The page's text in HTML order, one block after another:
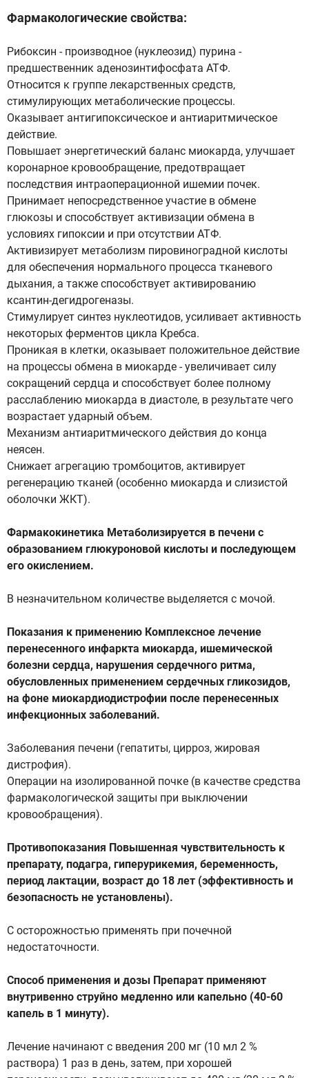
Фармакологические свойства:
Рибоксин - производное (нуклеозид) пурина -
предшественник аденозинтифосфата АТФ.
Относится к группе лекарственных средств,
стимулирующих метаболические процессы.
Оказывает антигипоксическое и антиаритмическое
действие.
Повышает энергетический баланс миокарда, улучшает
коронарное кровообращение, предотвращает
последствия интраоперационной ишемии почек.
Принимает непосредственное участие в обмене
глюкозы и способствует активизации обмена в
условиях гипоксии и при отсутствии АТФ.
Активизирует метаболизм пировиноградной кислоты
для обеспечения нормального процесса тканевого
дыхания, а также способствует активированию
ксантин-дегидрогеназы.
Стимулирует синтез нуклеотидов, усиливает активность
некоторых ферментов цикла Кребса.
Проникая в клетки, оказывает положительное действие
на процессы обмена в миокарде - увеличивает силу
сокращений сердца и способствует более полному
расслаблению миокарда в диастоле, в результате чего
возрастает ударный объем.
Механизм антиаритмического действия до конца
неясен.
Снижает агрегацию тромбоцитов, активирует
регенерацию тканей (особенно миокарда и слизистой
оболочки ЖКТ).
Фармакокинетика Метаболизируется в печени с
образованием глюкуроновой кислоты и последующем
его окислением.
В незначительном количестве выделяется с мочой.
Показания к применению Комплексное лечение
перенесенного инфаркта миокарда, ишемической
болезни сердца, нарушения сердечного ритма,
обусловленных применением сердечных гликозидов,
на фоне миокардиодистрофии после перенесенных
инфекционных заболеваний.
Заболевания печени (гепатиты, цирроз, жировая
дистрофия).
Операции на изолированной почке (в качестве средства
фармакологической защиты при выключении
кровообращения).
Противопоказания Повышенная чувствительность к
препарату, подагра, гиперурикемия, беременность,
период лактации, возраст до 18 лет (эффективность и
безопасность не установлены).
С осторожностью применять при почечной
недостаточности.
Способ применения и дозы Препарат применяют
внутривенно струйно медленно или капельно (40-60
капель в 1 минуту).
Лечение начинают с введения 200 мг (10 мл 2 %
раствора) 1 раз в день, затем, при хорошей